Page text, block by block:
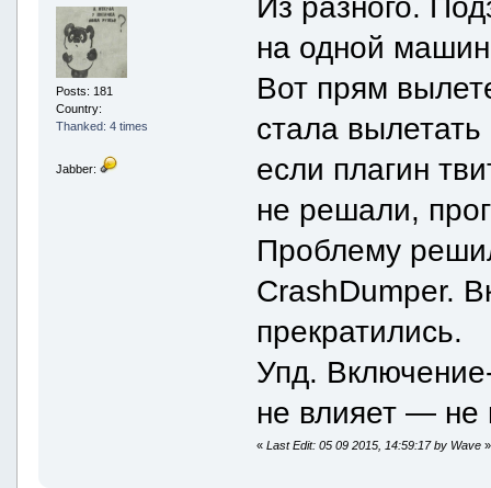
Posts: 181
Country:
Thanked: 4 times
Jabber:
на одной
Вот прям
стала
если плагин
не решали,
Проблему
CrashDumper.
прекратились.
Упд.
не влияет — не
«Last Edit: 05 09 2015, 14:59:17 by Wave »